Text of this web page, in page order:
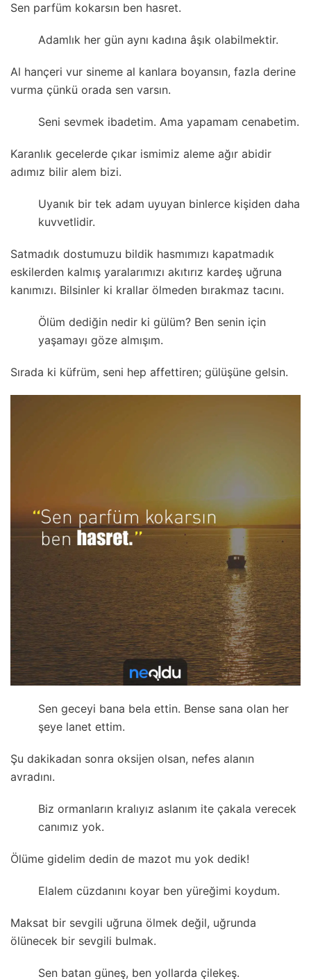
Sen parfüm kokarsın ben hasret.
Adamlık her gün aynı kadına âşık olabilmektir.
Al hançeri vur sineme al kanlara boyansın, fazla derine
vurma çünkü orada sen varsın.
Seni sevmek ibadetim. Ama yapamam cenabetim.
Karanlık gecelerde çıkar ismimiz aleme ağır abidir
adımız bilir alem bizi.
Uyanık bir tek adam uyuyan binlerce kişiden daha
kuvvetlidir.
Satmadık dostumuzu bildik hasmımızı kapatmadık
eskilerden kalmış yaralarımızı akıtırız kardeş uğruna
kanımızı. Bilsinler ki krallar ölmeden bırakmaz tacını.
Ölüm dediğin nedir ki gülüm? Ben senin için
yaşamayı göze almışım.
Sırada ki küfrüm, seni hep affettiren; gülüşüne gelsin.
Sen geceyi bana bela ettin. Bense sana olan her
şeye lanet ettim.
Şu dakikadan sonra oksijen olsan, nefes alanın
avradını.
Biz ormanların kralıyız aslanım ite çakala verecek
canımız yok.
Ölüme gidelim dedin de mazot mu yok dedik!
Elalem cüzdanını koyar ben yüreğimi koydum.
Maksat bir sevgili uğruna ölmek değil, uğrunda
ölünecek bir sevgili bulmak.
Sen batan güneş, ben yollarda çilekeş.